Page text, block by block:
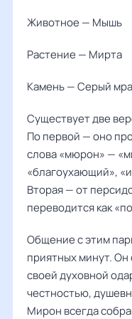
Животное — Мышь
Растение — Мирта
Камень — Серый
Существует две
По первой — оно
слова «мюрон» —
«благоухающий»,
Вторая — от
переводится как
Общение с этим
приятных минут. Он
своей духовной
честностью,
Мирон всегда